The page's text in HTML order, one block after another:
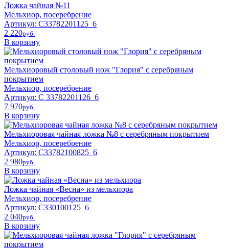
Ложка чайная №11
Мельхиор, посеребрение
Артикул: C33782201125_6
2 220pyб.
В корзину
Мельхиоровый столовый нож "Глория" с серебряным
покрытием
Мельхиор, посеребрение
Артикул: С 33782201126_6
7 970pyб.
В корзину
Мельхиоровая чайная ложка №8 с серебряным покрытием
Мельхиор, посеребрение
Артикул: C33782100825_6
2 980pyб.
В корзину
Ложка чайная «Весна» из мельхиора
Мельхиор, посеребрение
Артикул: C330100125_6
2 040pyб.
В корзину